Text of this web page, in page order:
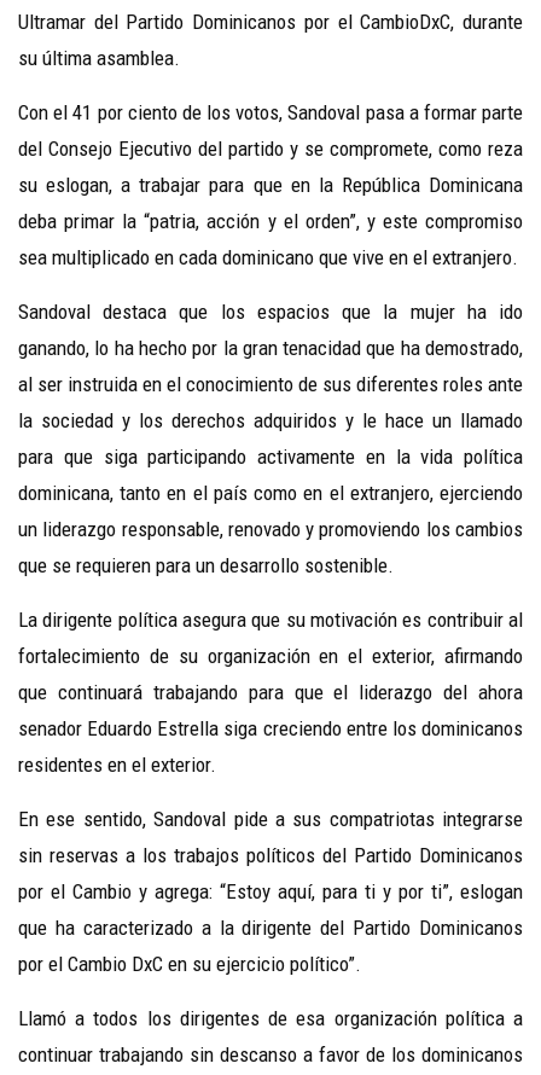
Ultramar del Partido Dominicanos por el CambioDxC, durante
su última asamblea.
Con el 41 por ciento de los votos, Sandoval pasa a formar parte
del Consejo Ejecutivo del partido y se compromete, como reza
su eslogan, a trabajar para que en la República Dominicana
deba primar la “patria, acción y el orden”, y este compromiso
sea multiplicado en cada dominicano que vive en el extranjero.
Sandoval destaca que los espacios que la mujer ha ido
ganando, lo ha hecho por la gran tenacidad que ha demostrado,
al ser instruida en el conocimiento de sus diferentes roles ante
la sociedad y los derechos adquiridos y le hace un llamado
para que siga participando activamente en la vida política
dominicana, tanto en el país como en el extranjero, ejerciendo
un liderazgo responsable, renovado y promoviendo los cambios
que se requieren para un desarrollo sostenible.
La dirigente política asegura que su motivación es contribuir al
fortalecimiento de su organización en el exterior, afirmando
que continuará trabajando para que el liderazgo del ahora
senador Eduardo Estrella siga creciendo entre los dominicanos
residentes en el exterior.
En ese sentido, Sandoval pide a sus compatriotas integrarse
sin reservas a los trabajos políticos del Partido Dominicanos
por el Cambio y agrega: “Estoy aquí, para ti y por ti”, eslogan
que ha caracterizado a la dirigente del Partido Dominicanos
por el Cambio DxC en su ejercicio político”.
Llamó a todos los dirigentes de esa organización política a
continuar trabajando sin descanso a favor de los dominicanos